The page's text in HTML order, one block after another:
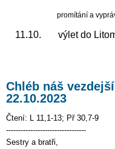
promítání a
11.10. výlet do
Chléb náš
22.10.2023
Čtení: L 11,1-13; Př 30,7-9
---------------------------------
Sestry a bratři,